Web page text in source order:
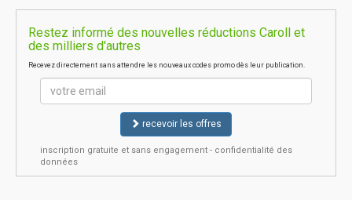
Restez informé des nouvelles réductions Caroll et
des milliers d'autres
Recevez directement sans attendre les nouveaux codes promo dès leur publication.
recevoir les offres
inscription gratuite et sans engagement - confidentialité des
données